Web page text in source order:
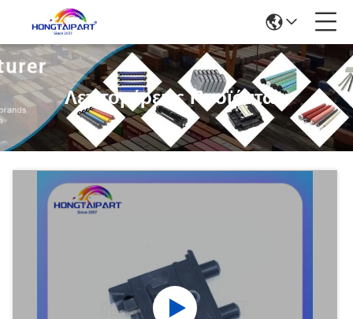
Λεπτομέρειες Προϊόντων